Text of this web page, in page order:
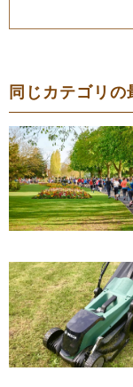
同じカテゴリの